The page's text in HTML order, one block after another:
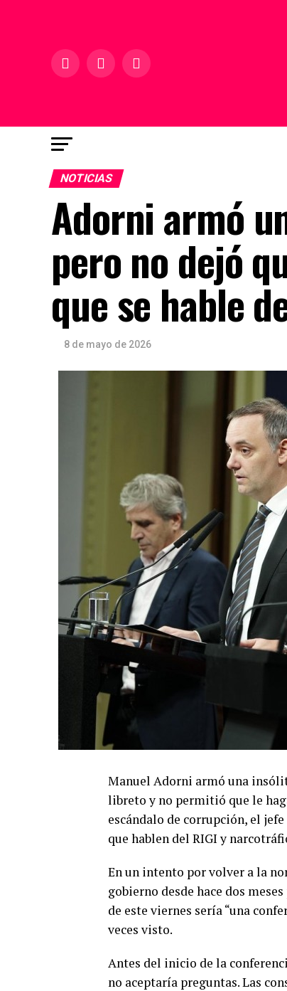
NOTICIAS
Adorni armó
pero no dejó
que se hable
8 de mayo de 2026
Manuel Adorni armó una
libreto y no permitió que le
escándalo de corrupción, el
que hablen del RIGI y
En un intento por volver a la
gobierno desde hace dos
de este viernes sería “una
veces visto.
Antes del inicio de la
no aceptaría preguntas. Las